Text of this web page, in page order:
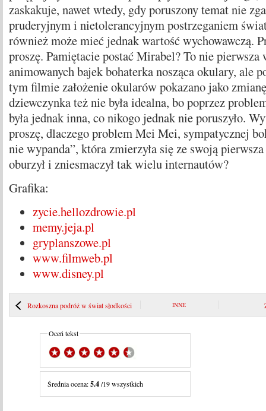
zaskakuje, nawet wtedy, gdy poruszony temat nie
pruderyjnym i nietolerancyjnym postrzeganiem
również może mieć jednak wartość wychowawczą.
proszę. Pamiętacie postać Mirabel? To nie
animowanych bajek bohaterka nosząca okulary, ale
tym filmie założenie okularów pokazano jako
dziewczynka też nie była idealna, bo poprzez
była jednak inna, co nikogo jednak nie poruszyło.
proszę, dlaczego problem Mei Mei, sympatycznej
nie wypanda”, która zmierzyła się ze swoją
oburzył i zniesmaczył tak wielu internautów?
Grafika:
zycie.hellozdrowie.pl
memy.jeja.pl
gryplanszowe.pl
www.filmweb.pl
www.disney.pl
Rozkoszna podróż w świat słodkości INNE
Oceń tekst
Średnia ocena:5.4/19 wszystkich